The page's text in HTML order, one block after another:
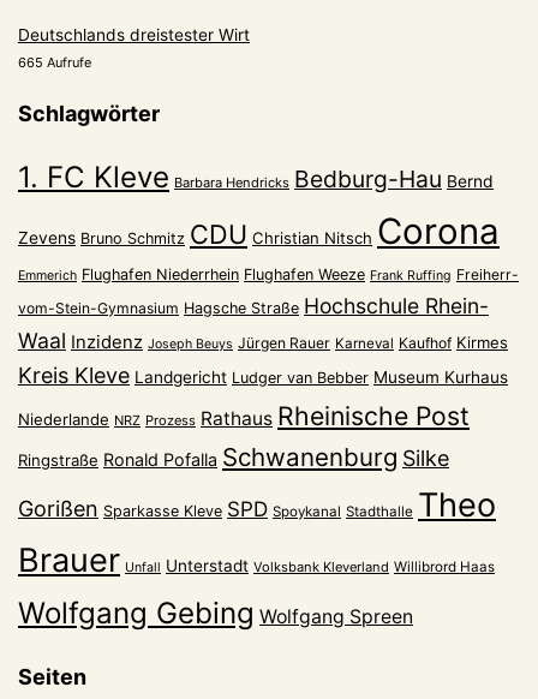
Deutschlands dreistester Wirt
665 Aufrufe
Schlagwörter
1. FC Kleve Barbara Hendricks Bedburg-Hau Bernd
Zevens Bruno Schmitz CDU Christian Nitsch Corona
Emmerich Flughafen Niederrhein Flughafen Weeze Frank Ruffing Freiherr-
vom-Stein-Gymnasium Hagsche Straße Hochschule Rhein-
Waal Inzidenz Joseph Beuys Jürgen Rauer Karneval Kaufhof Kirmes
Kreis Kleve Landgericht Ludger van Bebber Museum Kurhaus
Niederlande NRZ Prozess Rathaus Rheinische Post
Ringstraße Ronald Pofalla Schwanenburg Silke
Gorißen Sparkasse Kleve SPD Spoykanal Stadthalle Theo
Brauer Unfall Unterstadt Volksbank Kleverland Willibrord Haas
Wolfgang Gebing Wolfgang Spreen
Seiten